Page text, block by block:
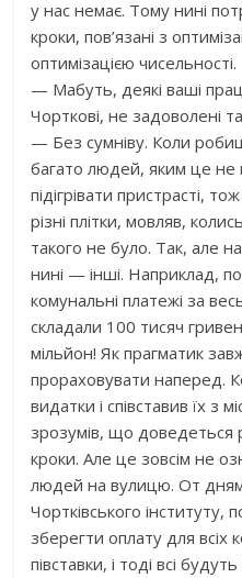
у нас немає. Тому нині
кроки, пов’язані з
оптимізацією чисельності.
— Мабуть, деякі ваші
Чорткові, не задоволені
— Без сумніву. Коли
багато людей, яким це не
підігрівати пристрасті,
різні плітки, мовляв,
такого не було. Так, але
нині — інші. Наприклад,
комунальні платежі за
складали 100 тисяч
мільйон! Як прагматик
прораховувати наперед.
видатки і співставив їх з
зрозумів, що доведеться
кроки. Але це зовсім не
людей на вулицю. От
Чортківського інституту,
зберегти оплату для всіх
півставки, і тоді всі